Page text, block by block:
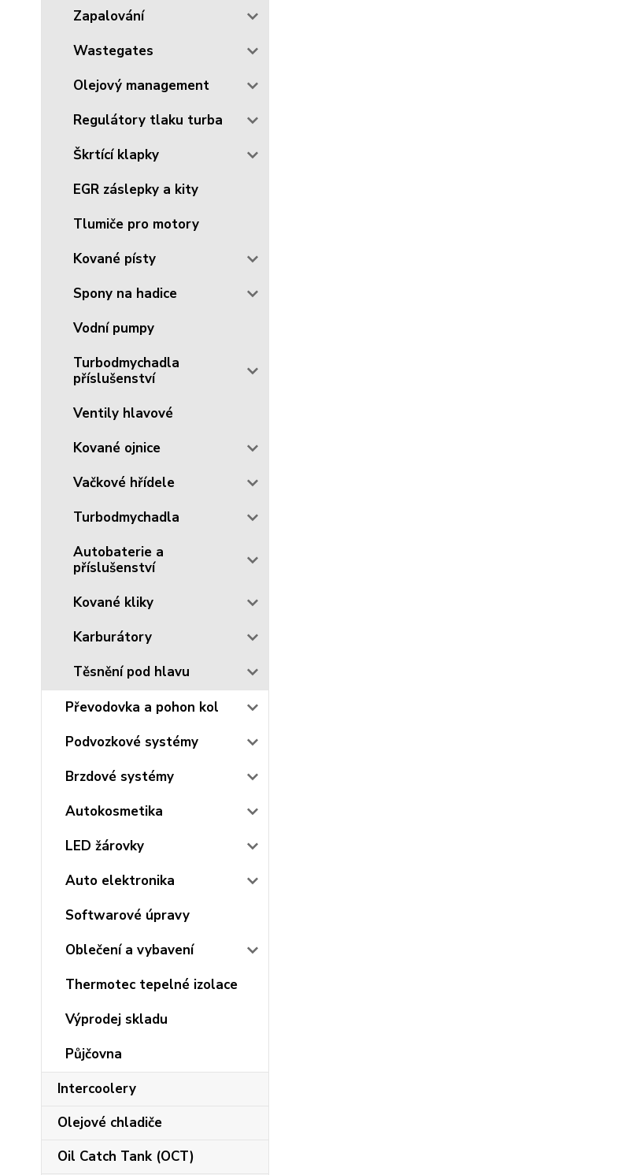
Zapalování
Wastegates
Olejový management
Regulátory tlaku turba
Škrtící klapky
EGR záslepky a kity
Tlumiče pro motory
Kované písty
Spony na hadice
Vodní pumpy
Turbodmychadla
příslušenství
Ventily hlavové
Kované ojnice
Vačkové hřídele
Turbodmychadla
Autobaterie a
příslušenství
Kované kliky
Karburátory
Těsnění pod hlavu
Převodovka a pohon kol
Podvozkové systémy
Brzdové systémy
Autokosmetika
LED žárovky
Auto elektronika
Softwarové úpravy
Oblečení a vybavení
Thermotec tepelné izolace
Výprodej skladu
Půjčovna
Intercoolery
Olejové chladiče
Oil Catch Tank (OCT)